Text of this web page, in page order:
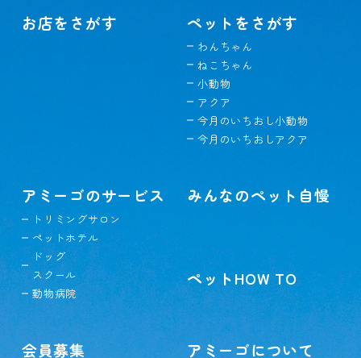
お店をさがす ペットをさがす
わんちゃん
ねこちゃん
小動物
アクア
今月のいちおし小動物
今月のいちおしアクア
アミーゴのサービス
トリミングサロン
ペットホテル
ドッグ
スクール
動物病院
みんなのペット自慢
ペットHOW TO
会員募集 アミーゴについて